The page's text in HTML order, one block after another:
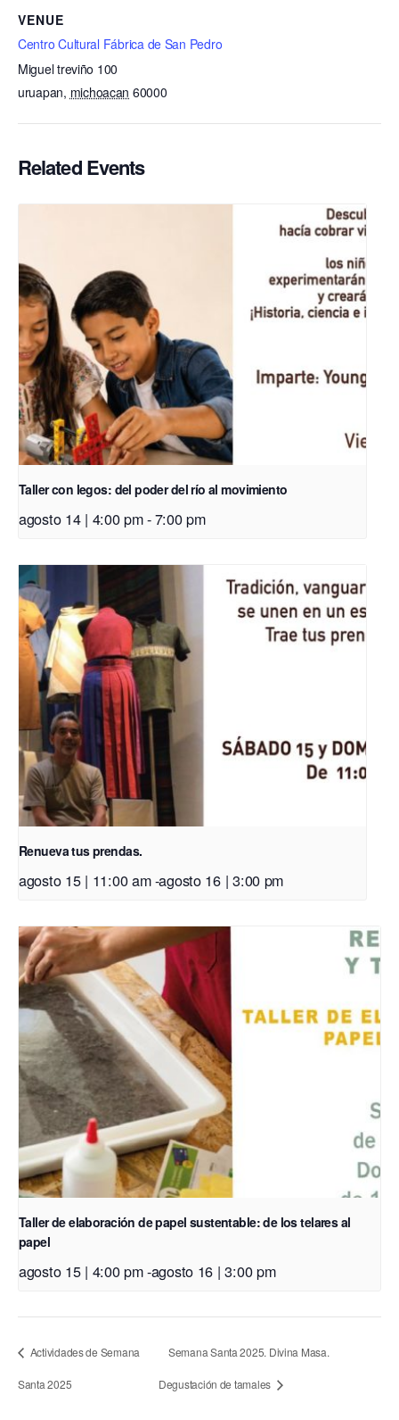
VENUE
Centro Cultural Fábrica de San Pedro
Miguel treviño 100
uruapan, michoacan 60000
Related Events
Taller con legos: del poder del río al movimiento
agosto 14 | 4:00 pm-7:00 pm
Renueva tus prendas.
agosto 15 | 11:00 am-agosto 16 | 3:00 pm
Taller de elaboración de papel sustentable: de los telares al
papel
agosto 15 | 4:00 pm-agosto 16 | 3:00 pm
Actividades de Semana
Santa 2025
Semana Santa 2025. Divina Masa.
Degustación de tamales